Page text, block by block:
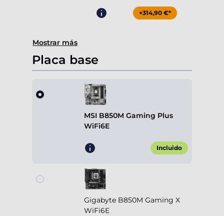
+314,90 €*
Mostrar más
Placa base
MSI B850M Gaming Plus
WiFi6E
Incluido
Gigabyte B850M Gaming X
WiFi6E